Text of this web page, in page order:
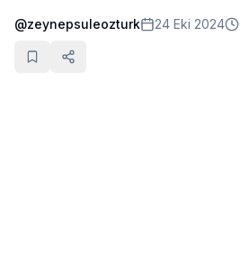
Kültür ve Sanat
Sağlık
@zeynepsuleozturk 24 Eki 2024